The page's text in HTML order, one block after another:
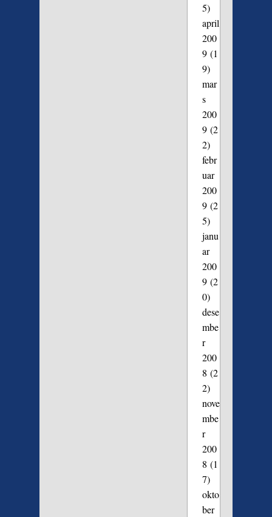
5)
april
200
9(1
9)
mar
s
200
9(2
2)
febr
uar
200
9(2
5)
janu
ar
200
9(2
0)
dese
mbe
r
200
8 (2
2)
nove
mbe
r
200
8 (1
7)
okto
ber